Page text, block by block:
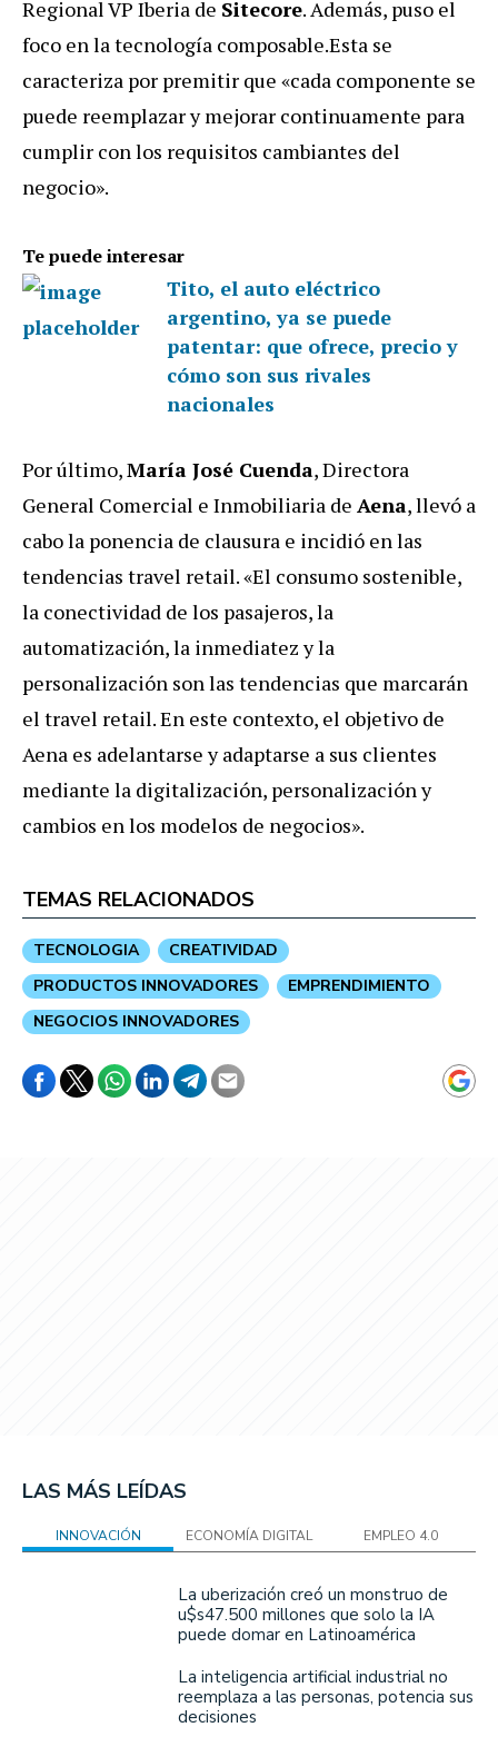
Regional VP Iberia de Sitecore. Además, puso el
foco en la tecnología composable.Esta se
caracteriza por premitir que «cada componente se
puede reemplazar y mejorar continuamente para
cumplir con los requisitos cambiantes del
negocio».
Te puede interesar
Tito, el auto eléctrico
argentino, ya se puede
patentar: que ofrece, precio y
cómo son sus rivales
nacionales
Por último,María José Cuenda, Directora
General Comercial e Inmobiliaria de Aena, llevó a
cabo la ponencia de clausura e incidió en las
tendencias travel retail. «El consumo sostenible,
la conectividad de los pasajeros, la
automatización, la inmediatez y la
personalización son las tendencias que marcarán
el travel retail. En este contexto, el objetivo de
Aena es adelantarse y adaptarse a sus clientes
mediante la digitalización, personalización y
cambios en los modelos de negocios».
TEMAS RELACIONADOS
TECNOLOGIA
CREATIVIDAD
PRODUCTOS INNOVADORES
EMPRENDIMIENTO
NEGOCIOS INNOVADORES
LAS MÁS LEÍDAS
INNOVACIÓN ECONOMÍA DIGITAL EMPLEO 4.0
La uberización creó un monstruo de
u$s47.500 millones que solo la IA
puede domar en Latinoamérica
La inteligencia artificial industrial no
reemplaza a las personas, potencia sus
decisiones